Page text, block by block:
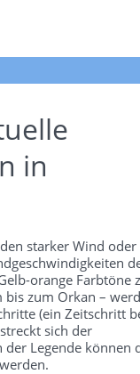
in
starker Wind oder
orange Farbtöne
zum Orkan –
(ein Zeitschritt
sich der
Legende können